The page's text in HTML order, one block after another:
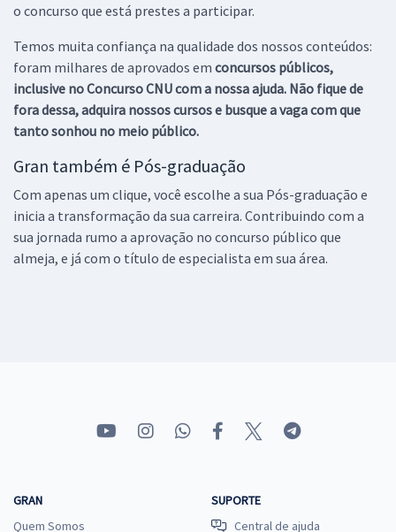
o concurso que está prestes a participar.
Temos muita confiança na qualidade dos nossos conteúdos:
foram milhares de aprovados em concursos públicos,
inclusive noConcurso CNUcom a nossa ajuda. Não fique de
fora dessa, adquira nossos cursos e busque a vaga com que
tanto sonhou no meio público.
Gran também é Pós-graduação
Com apenas um clique, você escolhe a sua Pós-graduação e
inicia a transformação da sua carreira. Contribuindo com a
sua jornada rumo a aprovação no concurso público que
almeja, e já com o título de especialista em sua área.
GRAN
Quem Somos
SUPORTE
Central de ajuda